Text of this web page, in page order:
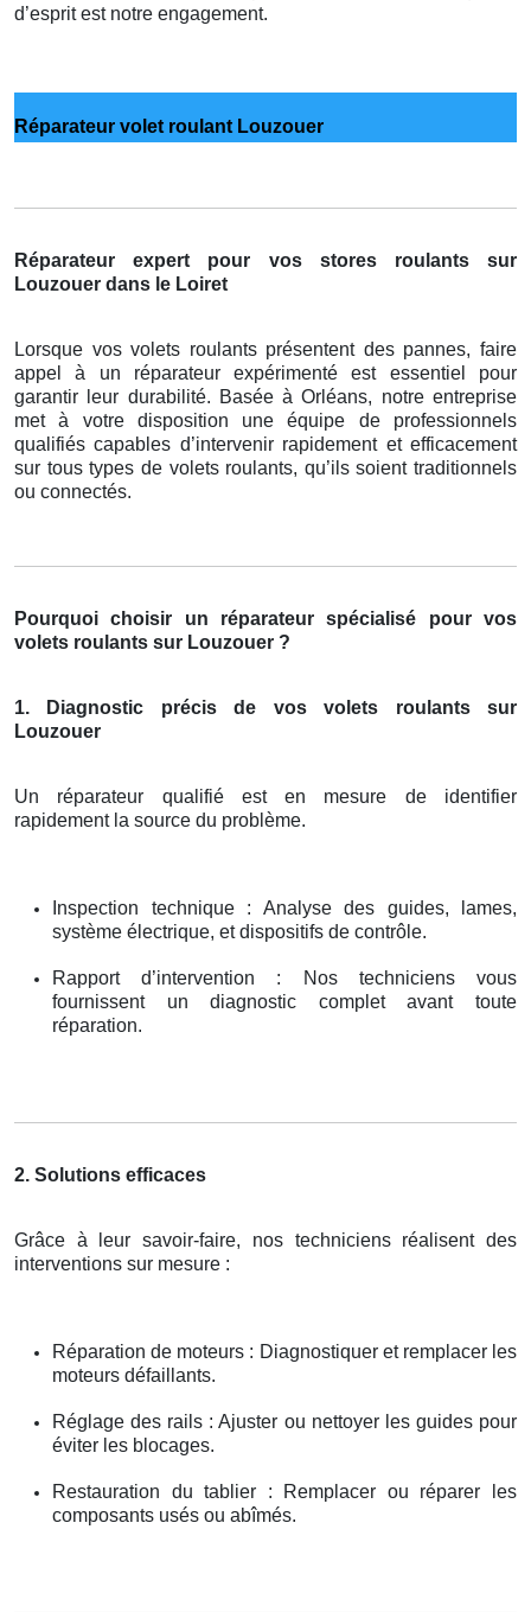
d’esprit est notre engagement.
Réparateur volet roulant Louzouer
Réparateur expert pour vos stores roulants sur
Louzouer dans le Loiret
Lorsque vos volets roulants présentent des pannes, faire
appel à un réparateur expérimenté est essentiel pour
garantir leur durabilité. Basée à Orléans, notre entreprise
met à votre disposition une équipe de professionnels
qualifiés capables d’intervenir rapidement et efficacement
sur tous types de volets roulants, qu’ils soient traditionnels
ou connectés.
Pourquoi choisir un réparateur spécialisé pour vos
volets roulants sur Louzouer ?
1. Diagnostic précis de vos volets roulants sur
Louzouer
Un réparateur qualifié est en mesure de identifier
rapidement la source du problème.
Inspection technique : Analyse des guides, lames,
système électrique, et dispositifs de contrôle.
Rapport d’intervention : Nos techniciens vous
fournissent un diagnostic complet avant toute
réparation.
2. Solutions efficaces
Grâce à leur savoir-faire, nos techniciens réalisent des
interventions sur mesure :
Réparation de moteurs : Diagnostiquer et remplacer les
moteurs défaillants.
Réglage des rails : Ajuster ou nettoyer les guides pour
éviter les blocages.
Restauration du tablier : Remplacer ou réparer les
composants usés ou abîmés.